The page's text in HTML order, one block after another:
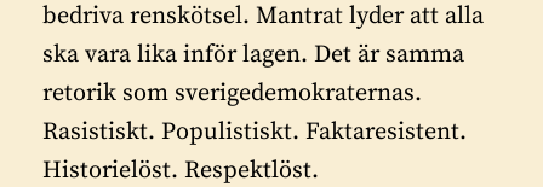
bedriva renskötsel. Mantrat lyder att alla
ska vara lika inför lagen. Det är samma
retorik som sverigedemokraternas.
Rasistiskt. Populistiskt. Faktaresistent.
Historielöst. Respektlöst.